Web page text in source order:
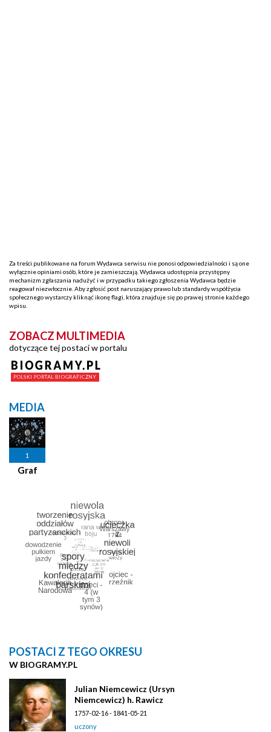
Za treści publikowane na forum Wydawca serwisu nie ponosi odpowiedzialności i są one
wyłącznie opiniami osób, które je zamieszczają. Wydawca udostępnia przystępny
mechanizm zgłaszania nadużyć i w przypadku takiego zgłoszenia Wydawca będzie
reagował niezwłocznie. Aby zgłosić post naruszający prawo lub standardy współżycia
społecznego wystarczy kliknąć ikonę flagi, która znajduje się po prawej stronie każdego
wpisu.
ZOBACZ MULTIMEDIA
dotyczące tej postaci w portalu
MEDIA
1
Graf
POSTACI Z TEGO OKRESU
W BIOGRAMY.PL
Julian Niemcewicz (Ursyn
Niemcewicz) h. Rawicz
1757-02-16 - 1841-05-21
uczony